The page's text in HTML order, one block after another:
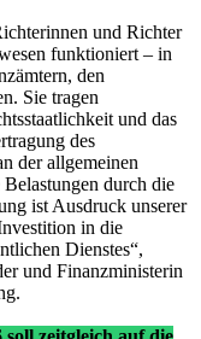
und Richter
funktioniert – in
den
Sie tragen
und das
des
der allgemeinen
durch die
ist Ausdruck unserer
in die
Dienstes“,
und Finanzministerin